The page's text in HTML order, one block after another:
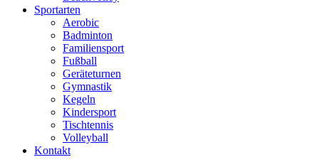
Sportarten
Aerobic
Badminton
Familiensport
Fußball
Geräteturnen
Gymnastik
Kegeln
Kindersport
Tischtennis
Volleyball
Kontakt